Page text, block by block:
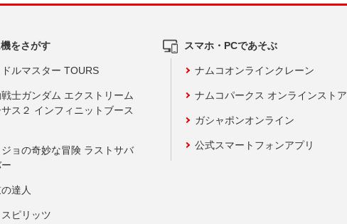
をさがす
ルマスター TOURS
士ガンダム エクストリーム
ス２ インフィニットブース
ョの奇妙な冒険 ラストサバ
達人
ピリッツ
スマホ・PCであそぶ
ナムコオンラインクレーン
ナムコパークス オンラインストア
ガシャポンオンライン
公式スマートフォンアプリ